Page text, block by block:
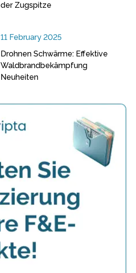
der Zugspitze
11 February 2025
Drohnen Schwärme: Effektive
Waldbrandbekämpfung
Neuheiten